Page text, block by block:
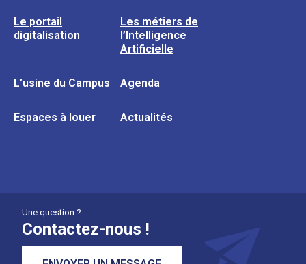
Le portail
digitalisation
Les métiers de
l’Intelligence
Artificielle
L’usine du Campus Agenda
Espaces à louer Actualités
Une question ?
Contactez-nous !